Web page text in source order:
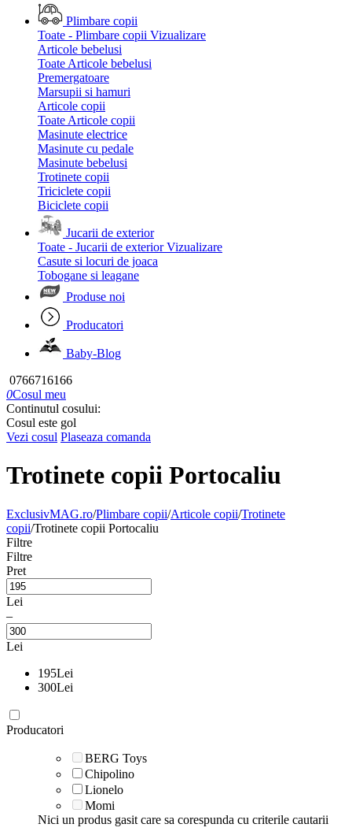
Plimbare copii
Toate - Plimbare copii Vizualizare
Articole bebelusi
Toate Articole bebelusi
Premergatoare
Marsupii si hamuri
Articole copii
Toate Articole copii
Masinute electrice
Masinute cu pedale
Masinute bebelusi
Trotinete copii
Triciclete copii
Biciclete copii
Jucarii de exterior
Toate - Jucarii de exterior Vizualizare
Casute si locuri de joaca
Tobogane si leagane
Produse noi
Producatori
Baby-Blog
0766716166
0Cosul meu
Continutul cosului:
Cosul este gol
Vezi cosul Plaseaza comanda
Trotinete copii Portocaliu
ExclusivMAG.ro/Plimbare copii/Articole copii/Trotinete
copii/Trotinete copii Portocaliu
Filtre
Filtre
Pret
Lei
–
Lei
195Lei
300Lei
Producatori
BERG Toys
Chipolino
Lionelo
Momi
Nici un produs gasit care sa corespunda cu criterile cautarii